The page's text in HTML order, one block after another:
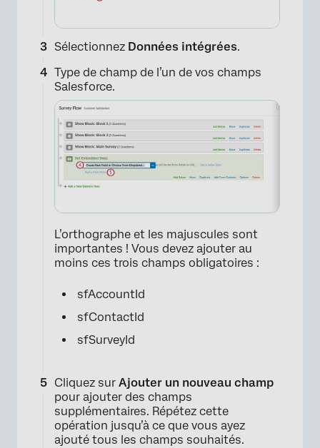
Sélectionnez Données intégrées.
Type de champ de l’un de vos champs
Salesforce.
L’orthographe et les majuscules sont
importantes ! Vous devez ajouter au
moins ces trois champs obligatoires :
sfAccountId
sfContactId
sfSurveyId
Cliquez sur Ajouter un nouveau champ
pour ajouter des champs
supplémentaires. Répétez cette
opération jusqu’à ce que vous ayez
ajouté tous les champs souhaités.